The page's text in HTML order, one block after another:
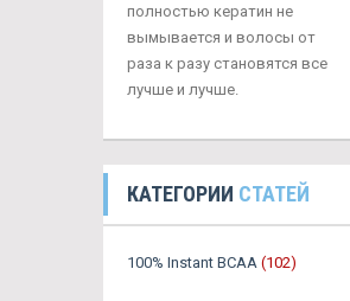
полностью кератин не
вымывается и волосы от
раза к разу становятся все
лучше и лучше.
КАТЕГОРИИ СТАТЕЙ
100% Instant BCAA (102)